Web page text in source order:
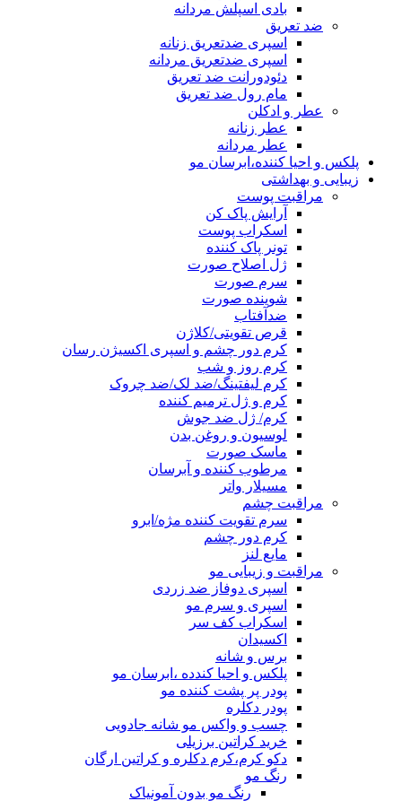
بادی اسپلش مردانه
ضد تعریق
اسپری ضدتعریق زنانه
اسپری ضدتعریق مردانه
دئودورانت ضد تعریق
مام رول ضد تعریق
عطر و ادکلن
عطر زنانه
عطر مردانه
پلکس و احیا کننده،ابرسان مو
زیبایی و بهداشتی
مراقبت پوست
آرایش پاک کن
اسکراب پوست
تونر پاک کننده
ژل اصلاح صورت
سرم صورت
شوینده صورت
ضدآفتاب
قرص تقویتی/کلاژن
کرم دور چشم و اسپری اکسیژن رسان
کرم روز و شب
کرم لیفتینگ/ضد لک/ضد چروک
کرم و ژل ترمیم کننده
کرم/ ژل ضد جوش
لوسیون و روغن بدن
ماسک صورت
مرطوب کننده و آبرسان
مسیلار واتر
مراقبت چشم
سرم تقویت کننده مژه/ابرو
کرم دور چشم
مایع لنز
مراقبت و زیبایی مو
اسپری دوفاز ضد زردی
اسپری و سرم مو
اسکراب کف سر
اکسیدان
برس و شانه
پلکس و احیا کندده ،ابرسان مو
پودر پر پشت کننده مو
پودر دکلره
چسب و واکس مو شانه جادویی
خرید کراتین برزیلی
دکو کرم،کرم دکلره و کراتین ارگان
رنگ مو
رنگ مو بدون آمونیاک